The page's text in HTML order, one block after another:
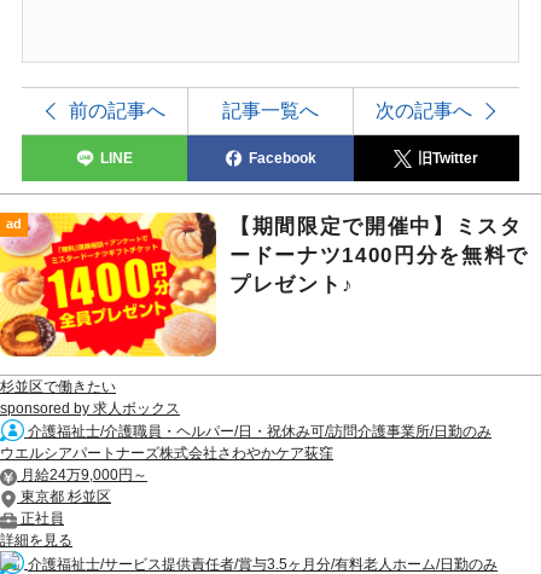
前の記事へ 記事一覧へ 次の記事へ
LINE Facebook 旧Twitter
ad
【期間限定で開催中】ミスタ
ードーナツ1400円分を無料で
プレゼント♪
杉並区で働きたい
sponsored by 求人ボックス
介護福祉士/介護職員・ヘルパー/日・祝休み可/訪問介護事業所/日勤のみ
ウエルシアパートナーズ株式会社さわやかケア荻窪
月給24万9,000円～
東京都 杉並区
正社員
詳細を見る
介護福祉士/サービス提供責任者/賞与3.5ヶ月分/有料老人ホーム/日勤のみ